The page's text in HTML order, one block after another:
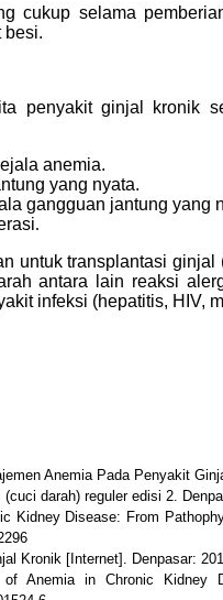
cukup selama
besi.
penyakit ginjal kronik
anemia.
yang nyata.
gangguan jantung yang
.
untuk transplantasi
antara lain reaksi
infeksi (hepatitis, HIV,
Anemia Pada Penyakit
darah) reguler edisi 2.
Disease: From
Kronik [Internet]. Denpasar:
Anemia in Chronic Kidney